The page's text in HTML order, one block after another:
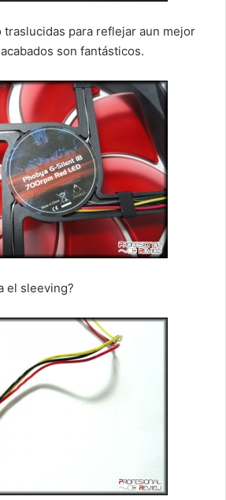
traslucidas para reflejar aun mejor
son fantásticos.
el sleeving?